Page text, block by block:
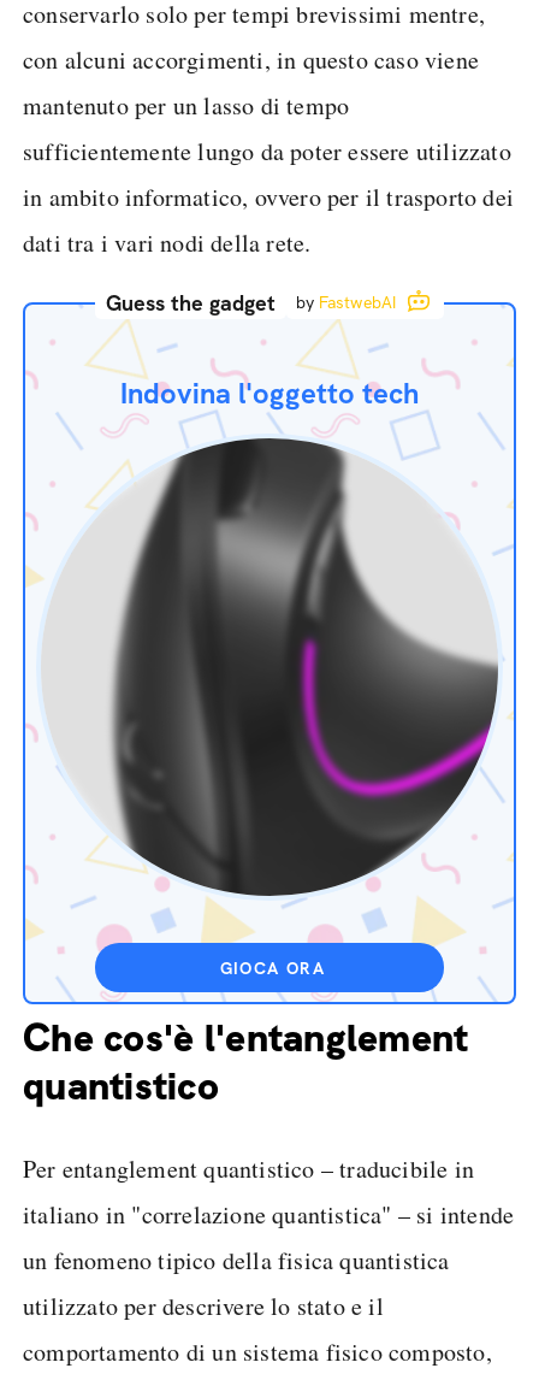
conservarlo solo per tempi brevissimi mentre,
con alcuni accorgimenti, in questo caso viene
mantenuto per un lasso di tempo
sufficientemente lungo da poter essere utilizzato
in ambito informatico, ovvero per il trasporto dei
dati tra i vari nodi della rete.
Guess the gadget by FastwebAI
Indovina l'oggetto tech
GIOCA ORA
Che cos'è l'entanglement
quantistico
Per entanglement quantistico – traducibile in
italiano in "correlazione quantistica" – si intende
un fenomeno tipico della fisica quantistica
utilizzato per descrivere lo stato e il
comportamento di un sistema fisico composto,